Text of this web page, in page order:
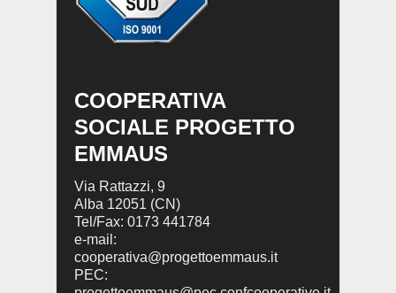
COOPERATIVA
SOCIALE PROGETTO
EMMAUS
Via Rattazzi, 9
Alba 12051 (CN)
Tel/Fax: 0173 441784
e-mail:
cooperativa@progettoemmaus.it
PEC: